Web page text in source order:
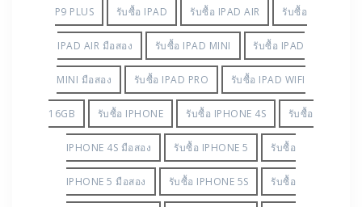
P9 PLUS รับซื้อ IPAD รับซื้อ IPAD AIR รับซื้อ
IPAD AIR มือสอง รับซื้อ IPAD MINI รับซื้อ IPAD
MINI มือสอง รับซื้อ IPAD PRO รับซื้อ IPAD WIFI
16GB รับซื้อ IPHONE รับซื้อ IPHONE 4S รับซื้อ
IPHONE 4S มือสอง รับซื้อ IPHONE 5 รับซื้อ
IPHONE 5 มือสอง รับซื้อ IPHONE 5S รับซื้อ